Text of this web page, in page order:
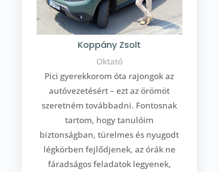
Koppány Zsolt
Oktató
Pici gyerekkorom óta rajongok az
autóvezetésért – ezt az örömöt
szeretném továbbadni. Fontosnak
tartom, hogy tanulóim
biztonságban, türelmes és nyugodt
légkörben fejlődjenek, az órák ne
fáradságos feladatok legyenek,